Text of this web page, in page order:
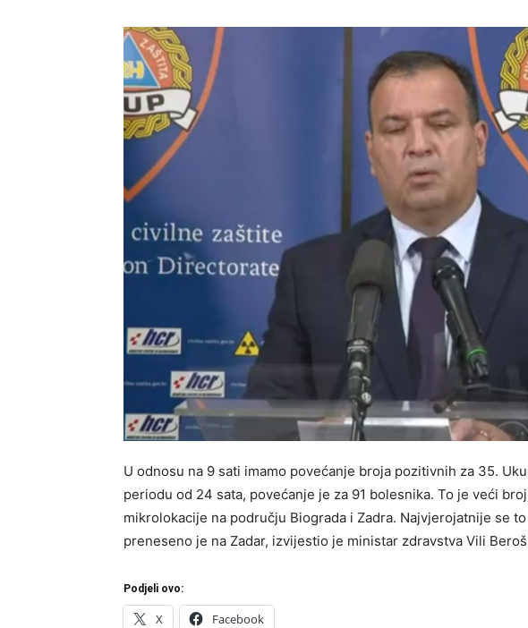
U odnosu na 9 sati imamo povećanje broja pozitivnih za 35.
periodu od 24 sata, povećanje je za 91 bolesnika. To je veći
mikrolokacije na području Biograda i Zadra. Najvjerojatnije se
preneseno je na Zadar, izvijestio je ministar zdravstva Vili
Podjeli ovo:
X Facebook